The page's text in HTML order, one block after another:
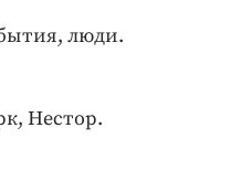
люди.
Нестор.